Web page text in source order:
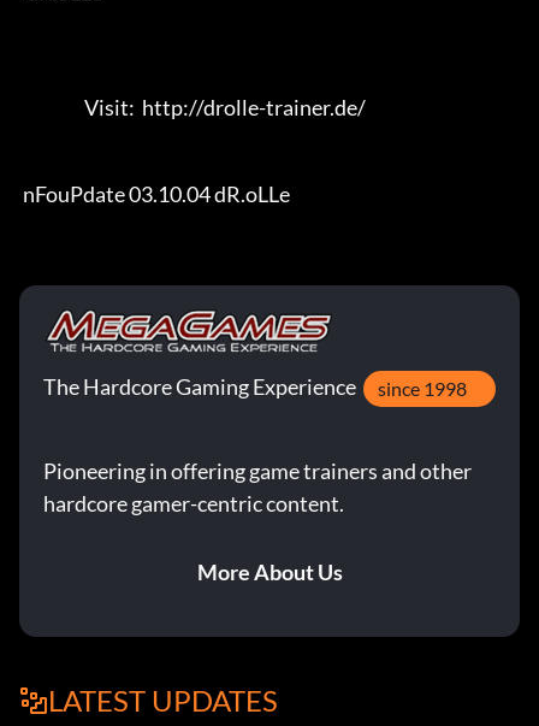
nFouPdate 03.10.04 dR.oLLe
The Hardcore Gaming Experience since 1998
Pioneering in offering game trainers and other
hardcore gamer-centric content.
More About Us
LATEST UPDATES